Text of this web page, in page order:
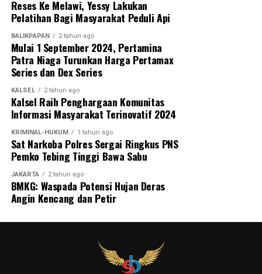
Reses Ke Melawi, Yessy Lakukan
Pelatihan Bagi Masyarakat Peduli Api
BALIKPAPAN 2 tahun ago
Mulai 1 September 2024, Pertamina
Patra Niaga Turunkan Harga Pertamax
Series dan Dex Series
KALSEL 2 tahun ago
Kalsel Raih Penghargaan Komunitas
Informasi Masyarakat Terinovatif 2024
KRIMINAL-HUKUM 1 tahun ago
Sat Narkoba Polres Sergai Ringkus PNS
Pemko Tebing Tinggi Bawa Sabu
JAKARTA 2 tahun ago
BMKG: Waspada Potensi Hujan Deras
Angin Kencang dan Petir